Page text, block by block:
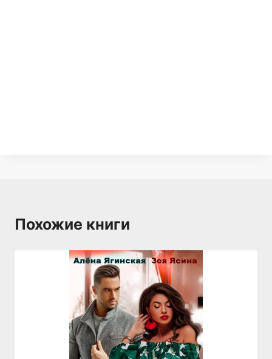
Похожие книги